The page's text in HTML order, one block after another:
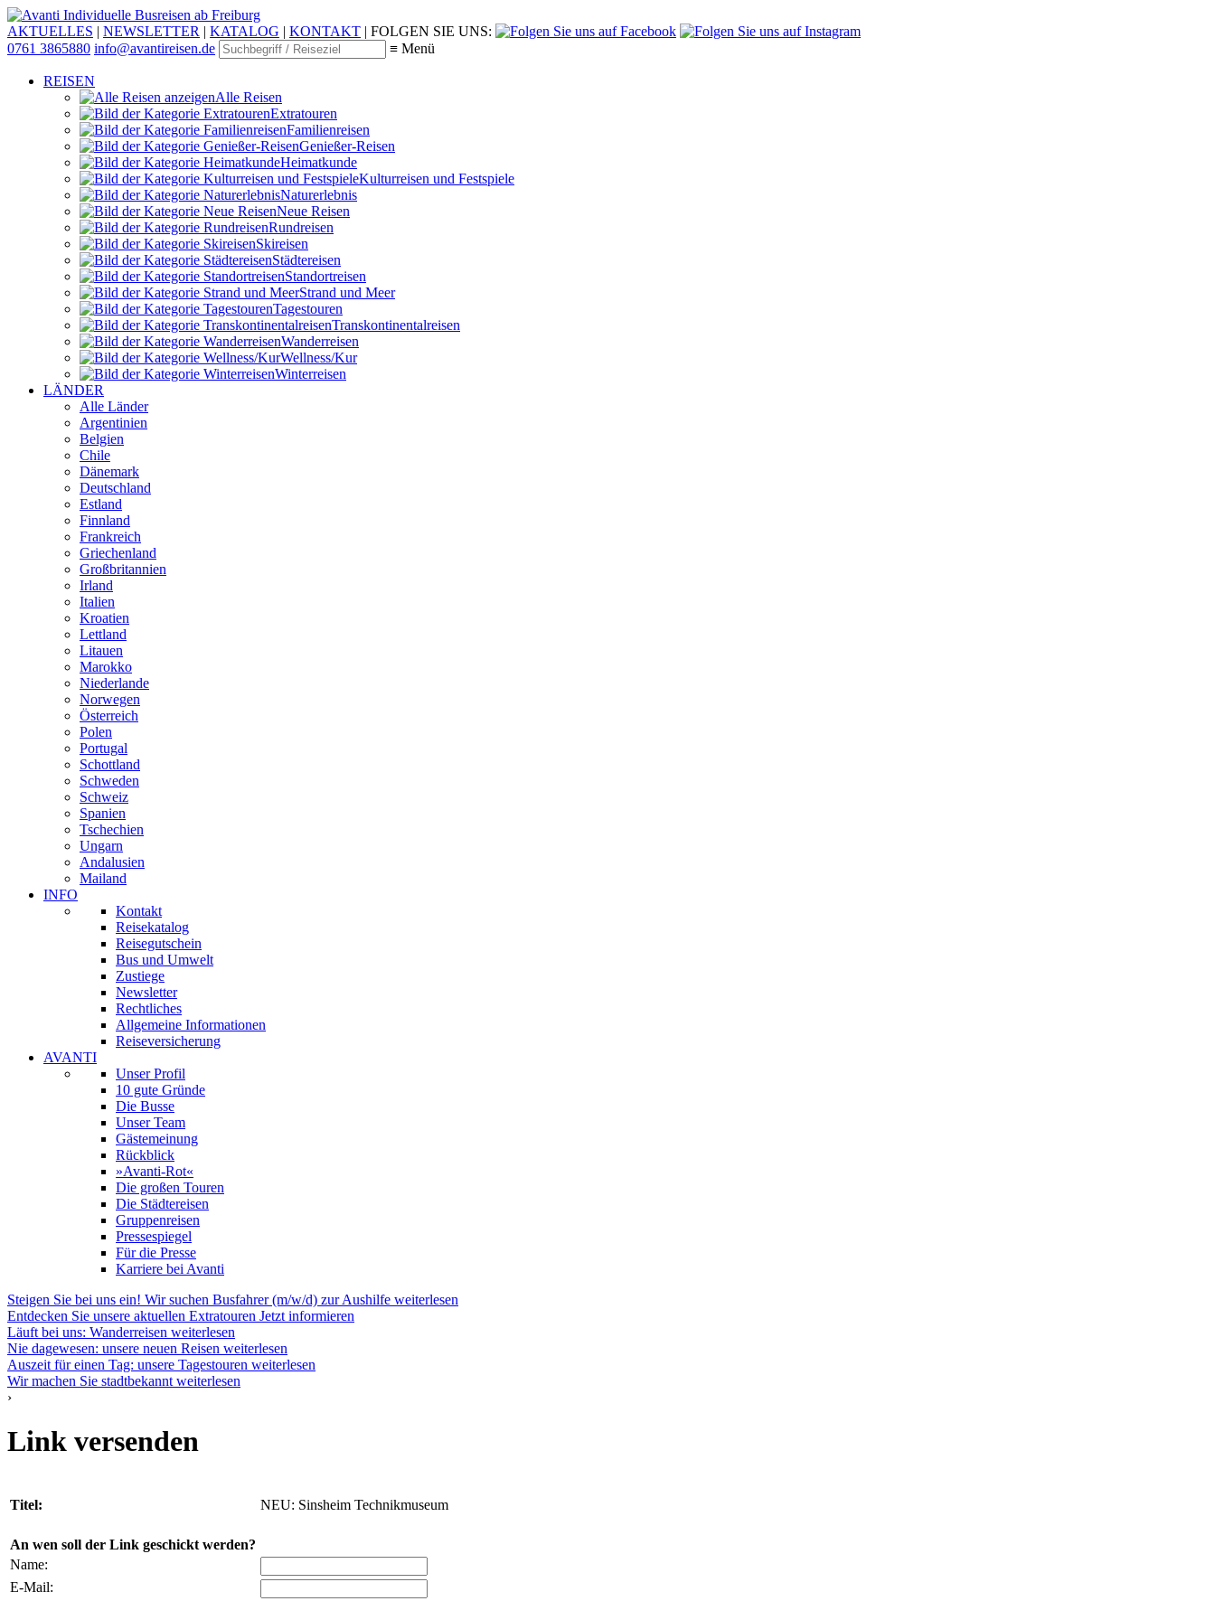
Individuelle Busreisen ab Freiburg
AKTUELLES | NEWSLETTER | KATALOG | KONTAKT | FOLGEN SIE UNS:
0761 3865880 info@avantireisen.de ≡ Menü
REISEN
Alle Reisen
Extratouren
Familien­reisen
Genießer-Reisen
Heimatkunde
Kultur­reisen und Festspiele
Naturerlebnis
Neue Reisen
Rund­reisen
Ski­reisen
Städte­reisen
Standort­reisen
Strand und Meer
Tagestouren
Transkontinental­reisen
Wander­reisen
Wellness/Kur
Winter­reisen
LÄNDER
Alle Länder
Argentinien
Belgien
Chile
Dänemark
Deutschland
Estland
Finnland
Frankreich
Griechenland
Großbritannien
Irland
Italien
Kroatien
Lettland
Litauen
Marokko
Niederlande
Norwegen
Österreich
Polen
Portugal
Schottland
Schweden
Schweiz
Spanien
Tschechien
Ungarn
Andalusien
Mailand
INFO
Kontakt
Reisekatalog
Reisegutschein
Bus und Umwelt
Zustiege
Newsletter
Rechtliches
Allgemeine Informationen
Reiseversicherung
AVANTI
Unser Profil
10 gute Gründe
Die Busse
Unser Team
Gästemeinung
Rückblick
»Avanti-Rot«
Die großen Touren
Die Städtereisen
Gruppenreisen
Pressespiegel
Für die Presse
Karriere bei Avanti
Steigen Sie bei uns ein! Wir suchen Busfahrer (m/w/d) zur Aushilfe weiterlesen
Entdecken Sie unsere aktuellen Extratouren Jetzt informieren
Läuft bei uns: Wanderreisen weiterlesen
Nie dagewesen: unsere neuen Reisen weiterlesen
Auszeit für einen Tag: unsere Tagestouren weiterlesen
Wir machen Sie stadtbekannt weiterlesen
›
Link versenden
Titel: NEU: Sinsheim Technikmuseum
An wen soll der Link geschickt werden?
Name:
E-Mail: